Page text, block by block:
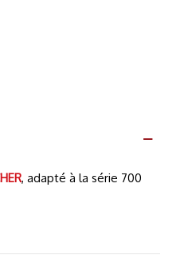
, adapté à la série 700